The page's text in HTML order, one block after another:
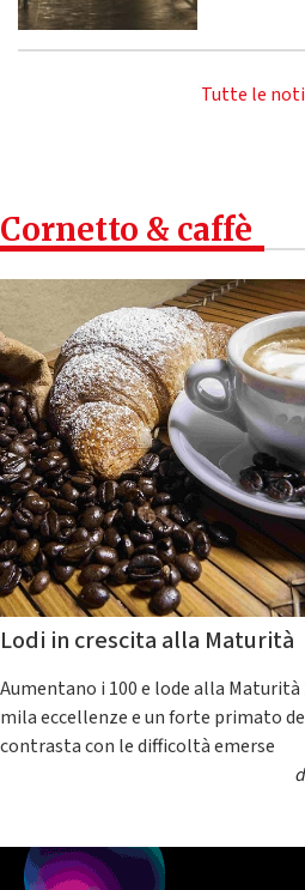
Tutte le
Cornetto & caffè
Lodi in crescita alla Maturità
Aumentano i 100 e lode alla
mila eccellenze e un forte primato
contrasta con le difficoltà emerse